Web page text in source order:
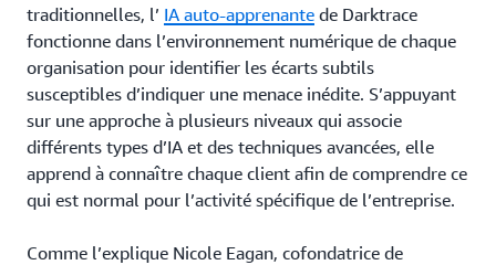
traditionnelles, l’ IA auto-apprenante de Darktrace
fonctionne dans l’environnement numérique de chaque
organisation pour identifier les écarts subtils
susceptibles d’indiquer une menace inédite. S’appuyant
sur une approche à plusieurs niveaux qui associe
différents types d’IA et des techniques avancées, elle
apprend à connaître chaque client afin de comprendre ce
qui est normal pour l’activité spécifique de l’entreprise.
Comme l’explique Nicole Eagan, cofondatrice de